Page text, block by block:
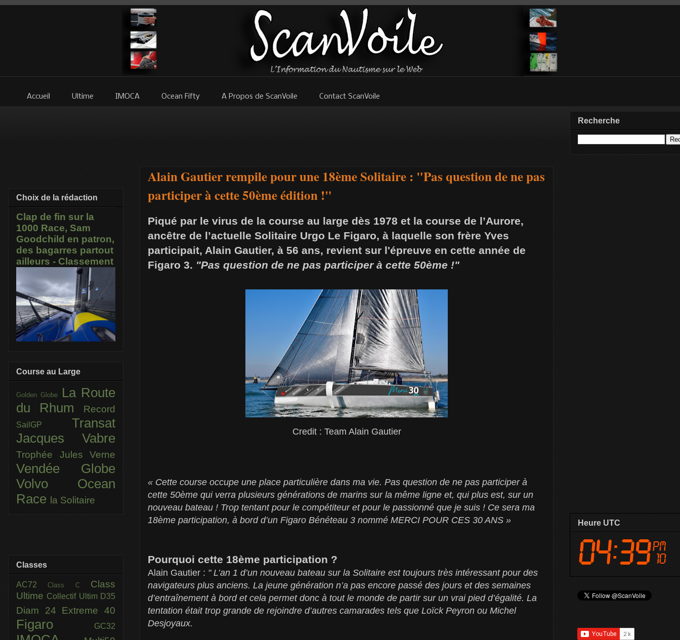
Accueil Ultime IMOCA Ocean Fifty A Propos de ScanVoile Contact ScanVoile
Alain Gautier rempile pour une 18ème Solitaire : "Pas question de ne pas
participer à cette 50ème édition !"
Piqué par le virus de la course au large dès 1978 et la course de l’Aurore,
ancêtre de l’actuelle Solitaire Urgo Le Figaro, à laquelle son frère Yves
participait, Alain Gautier, à 56 ans, revient sur l'épreuve en cette année de
Figaro 3. "Pas question de ne pas participer à cette 50ème !"
Credit : Team Alain Gautier
« Cette course occupe une place particulière dans ma vie. Pas question de ne pas participer à
cette 50ème qui verra plusieurs générations de marins sur la même ligne et, qui plus est, sur un
nouveau bateau ! Trop tentant pour le compétiteur et pour le passionné que je suis ! Ce sera ma
18ème participation, à bord d’un Figaro Bénéteau 3 nommé MERCI POUR CES 30 ANS »
Pourquoi cette 18ème participation ?
Alain Gautier : " L’an 1 d’un nouveau bateau sur la Solitaire est toujours très intéressant pour des
navigateurs plus anciens. La jeune génération n’a pas encore passé des jours et des semaines
d’entraînement à bord et cela permet donc à tout le monde de partir sur un vrai pied d’égalité. La
tentation était trop grande de rejoindre d’autres camarades tels que Loïck Peyron ou Michel
Desjoyaux.
Choix de la rédaction
Clap de fin sur la
1000 Race, Sam
Goodchild en patron,
des bagarres partout
ailleurs - Classement
Course au Large
Golden Globe
La Route
du Rhum
Record
SailGP Transat
Jacques Vabre
Trophée Jules Verne
Vendée Globe
Volvo Ocean
Race la Solitaire
Classes
AC72Class C Class
Ultime Collectif Ultim D35
Diam 24 Extreme 40
Figaro GC32
Recherche
Heure UTC